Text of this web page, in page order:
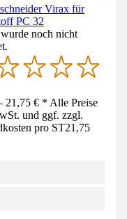
Virax für
PC 32
noch nicht
21,75 € * Alle Preise
und ggf. zzgl.
pro ST21,75